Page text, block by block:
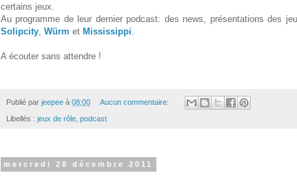
certains jeux.
Au programme de leur dernier podcast: des news, présentations des
Solipcity Würm et Mississippi
A écouter sans attendre !
Publié par jeepee à 08:00 Aucun commentaire:
Libellés : jeux de rôle podcast
mercredi 28 décembre 2011